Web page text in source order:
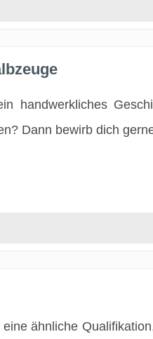
handwerkliches
Dann bewirb dich
ähnliche